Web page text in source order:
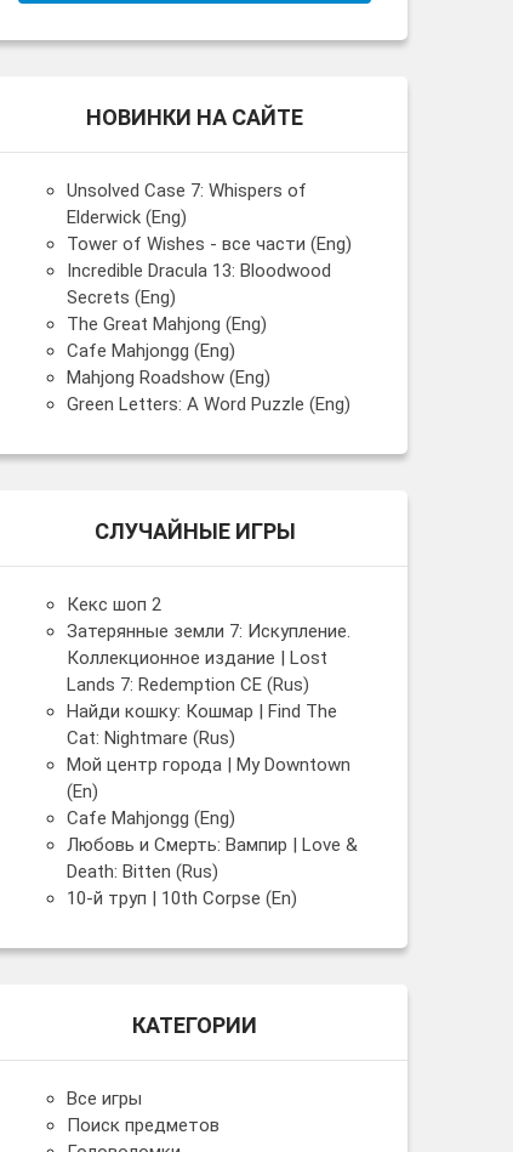
НОВИНКИ НА САЙТЕ
Unsolved Case 7: Whispers of
Elderwick (Eng)
Tower of Wishes - все части (Eng)
Incredible Dracula 13: Bloodwood
Secrets (Eng)
The Great Mahjong (Eng)
Cafe Mahjongg (Eng)
Mahjong Roadshow (Eng)
Green Letters: A Word Puzzle (Eng)
СЛУЧАЙНЫЕ ИГРЫ
Кекс шоп 2
Затерянные земли 7: Искупление.
Коллекционное издание | Lost
Lands 7: Redemption CE (Rus)
Найди кошку: Кошмар | Find The
Cat: Nightmare (Rus)
Мой центр города | My Downtown
(En)
Cafe Mahjongg (Eng)
Любовь и Смерть: Вампир | Love &
Death: Bitten (Rus)
10-й труп | 10th Corpse (En)
КАТЕГОРИИ
Все игры
Поиск предметов